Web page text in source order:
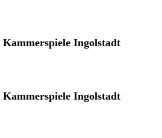
Ingolstadt
Ingolstadt